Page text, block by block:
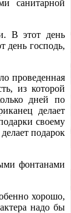
санитарной
В этот день
день господь,
проведенная
из которой
дней по
делает
своему
подарок
фонтанами
хорошо,
надо бы